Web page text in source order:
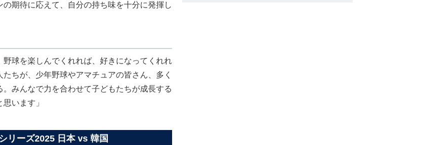
期待に応えて、自分の持ち味を十分に発揮し
野球を楽しんでくれれば、好きになってくれれ
ちが、少年野球やアマチュアの皆さん、多く
みんなで力を合わせて子どもたちが成長する
います」
リーズ2025 日本 vs 韓国